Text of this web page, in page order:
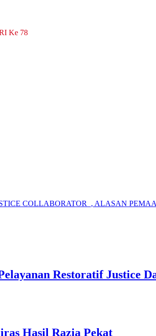
Ke 78
COLLABORATOR_, ALASAN
Restoratif Justice
Hasil Razia Pekat